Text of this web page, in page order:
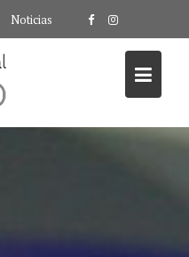
Noticias